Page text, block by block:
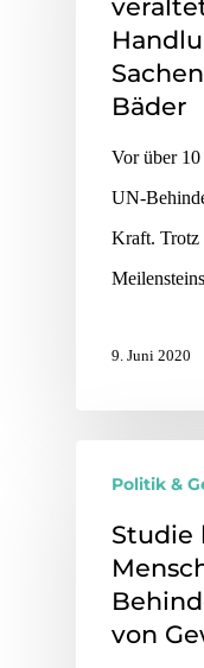
Bäder
Vor über
UN-
Kraft. Trotz
9. Juni 2020
Politik &
Studie
von